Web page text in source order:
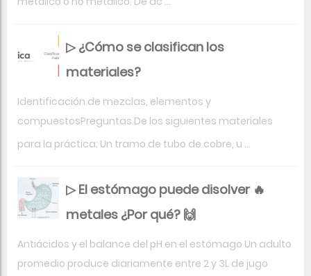
▷ ¿Cómo se clasifican los
materiales?
Identificación de mezclas, elementos y
compuestosPreguntas.De los siguientes materiales
para la práctica; Un tramo de tubo de cobre, u ...
▷ El estómago puede disolver 🔥
metales ¿Por qué? 🙌
Antiácidos y el balance del pH en el estómago Un adulto
promedio produce diariamente entre 2 y 3L de jugo